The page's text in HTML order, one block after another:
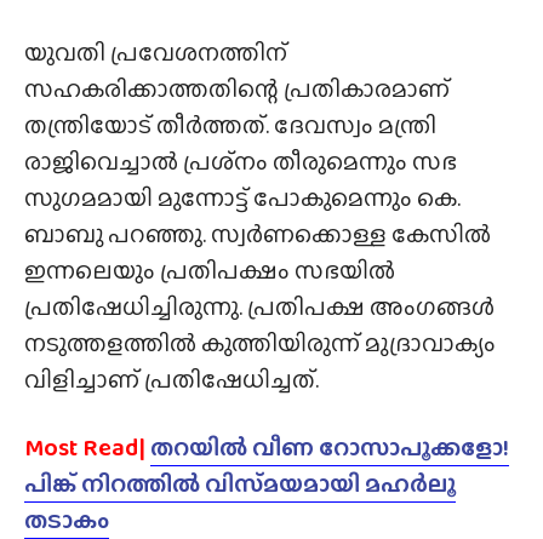
യുവതി പ്രവേശനത്തിന്
സഹകരിക്കാത്തതിന്റെ പ്രതികാരമാണ്
തന്ത്രിയോട് തീർത്തത്. ദേവസ്വം മന്ത്രി
രാജിവെച്ചാൽ പ്രശ്‌നം തീരുമെന്നും സഭ
സുഗമമായി മുന്നോട്ട് പോകുമെന്നും കെ.
ബാബു പറഞ്ഞു. സ്വർണക്കൊള്ള കേസിൽ
ഇന്നലെയും പ്രതിപക്ഷം സഭയിൽ
പ്രതിഷേധിച്ചിരുന്നു. പ്രതിപക്ഷ അംഗങ്ങൾ
നടുത്തളത്തിൽ കുത്തിയിരുന്ന് മുദ്രാവാക്യം
വിളിച്ചാണ് പ്രതിഷേധിച്ചത്.
Most Read| തറയിൽ വീണ റോസാപൂക്കളോ!
പിങ്ക് നിറത്തിൽ വിസ്‌മയമായി മഹർലൂ
തടാകം